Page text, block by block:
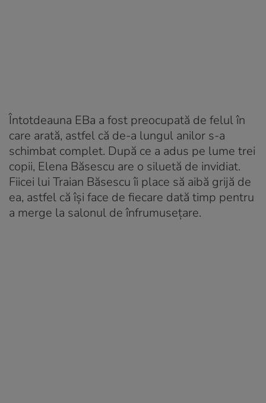
Întotdeauna EBa a fost preocupată de felul în
care arată, astfel că de-a lungul anilor s-a
schimbat complet. După ce a adus pe lume trei
copii, Elena Băsescu are o siluetă de invidiat.
Fiicei lui Traian Băsescu îi place să aibă grijă de
ea, astfel că își face de fiecare dată timp pentru
a merge la salonul de înfrumusețare.